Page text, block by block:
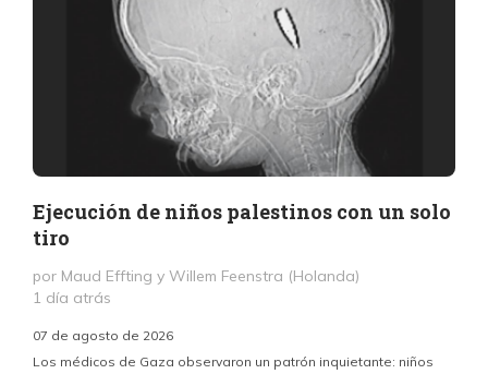
Ejecución de niños palestinos con un solo
tiro
por Maud Effting y Willem Feenstra (Holanda)
1 día atrás
07 de agosto de 2026
Los médicos de Gaza observaron un patrón inquietante: niños